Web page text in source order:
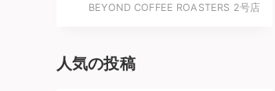
BEYOND COFFEE ROASTERS 2号店
人気の投稿